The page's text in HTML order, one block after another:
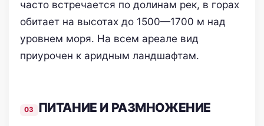
часто встречается по долинам рек, в горах
обитает на высотах до 1500—1700 м над
уровнем моря. На всем ареале вид
приурочен к аридным ландшафтам.
ПИТАНИЕ И РАЗМНОЖЕНИЕ